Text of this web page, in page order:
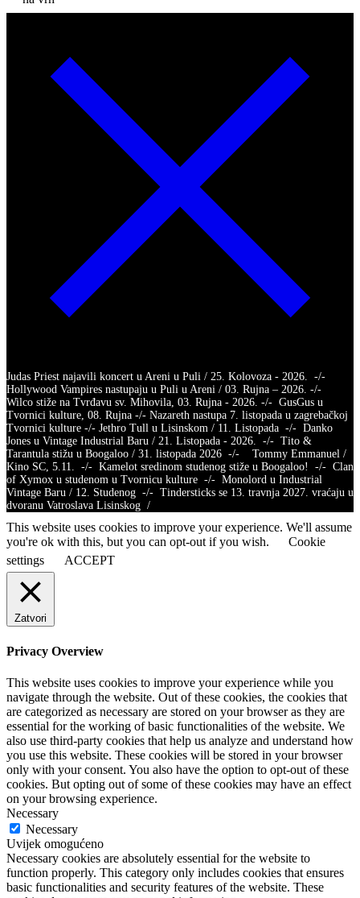
Judas Priest najavili koncert u Areni u Puli / 25. Kolovoza - 2026. -/-
Hollywood Vampires nastupaju u Puli u Areni / 03. Rujna – 2026. -/-
Wilco stiže na Tvrđavu sv. Mihovila, 03. Rujna - 2026. -/- GusGus u
Tvornici kulture, 08. Rujna -/- Nazareth nastupa 7. listopada u zagrebačkoj
Tvornici kulture -/- Jethro Tull u Lisinskom / 11. Listopada -/- Danko
Jones u Vintage Industrial Baru / 21. Listopada - 2026. -/- Tito &
Tarantula stižu u Boogaloo / 31. listopada 2026 -/- Tommy Emmanuel /
Kino SC, 5.11. -/- Kamelot sredinom studenog stiže u Boogaloo! -/- Clan
of Xymox u studenom u Tvornicu kulture -/- Monolord u Industrial
Vintage Baru / 12. Studenog -/- Tindersticks se 13. travnja 2027. vraćaju u
dvoranu Vatroslava Lisinskog /
This website uses cookies to improve your experience. We'll assume
you're ok with this, but you can opt-out if you wish.
Cookie
settings
ACCEPT
Zatvori
Privacy Overview
This website uses cookies to improve your experience while you
navigate through the website. Out of these cookies, the cookies that
are categorized as necessary are stored on your browser as they are
essential for the working of basic functionalities of the website. We
also use third-party cookies that help us analyze and understand how
you use this website. These cookies will be stored in your browser
only with your consent. You also have the option to opt-out of these
cookies. But opting out of some of these cookies may have an effect
on your browsing experience.
Necessary
Necessary
Uvijek omogućeno
Necessary cookies are absolutely essential for the website to
function properly. This category only includes cookies that ensures
basic functionalities and security features of the website. These